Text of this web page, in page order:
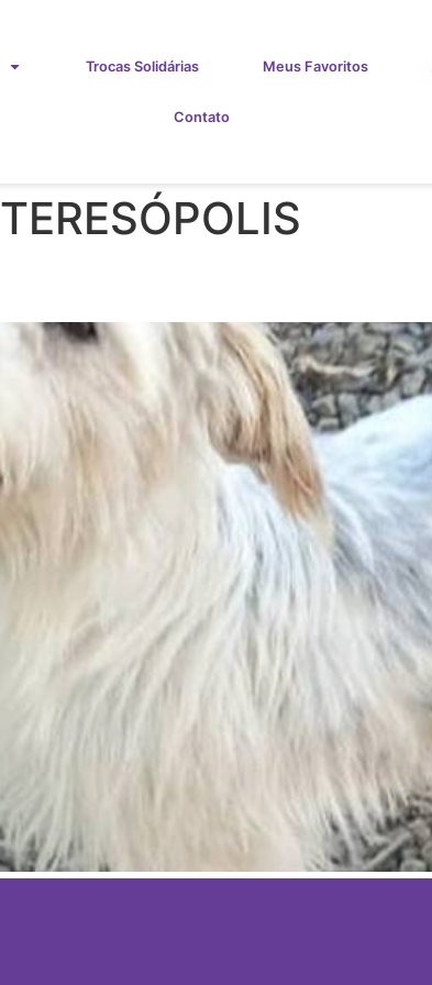
Trocas Solidárias Meus Favoritos
Contato
TERESÓPOLIS